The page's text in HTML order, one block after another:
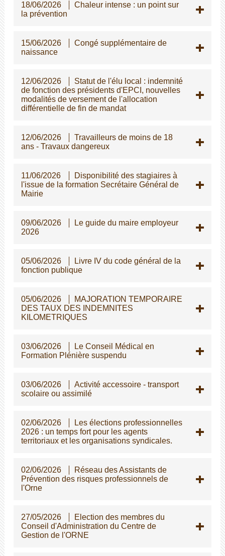
18/06/2026
Chaleur intense : un point sur
la prévention
15/06/2026
Congé supplémentaire de
naissance
12/06/2026
Statut de l'élu local : indemnité
de fonction des présidents d'EPCI, nouvelles
modalités de versement de l'allocation
différentielle de fin de mandat
12/06/2026
Travailleurs de moins de 18
ans - Travaux dangereux
11/06/2026
Disponibilité des stagiaires à
l'issue de la formation Secrétaire Général de
Mairie
09/06/2026
Le guide du maire employeur
2026
05/06/2026
Livre IV du code général de la
fonction publique
05/06/2026
MAJORATION TEMPORAIRE
DES TAUX DES INDEMNITES
KILOMETRIQUES
03/06/2026
Le Conseil Médical en
Formation Plénière suspendu
03/06/2026
Activité accessoire - transport
scolaire ou assimilé
02/06/2026
Les élections professionnelles
2026 : un temps fort pour les agents
territoriaux et les organisations syndicales.
02/06/2026
Réseau des Assistants de
Prévention des risques professionnels de
l'Orne
27/05/2026
Election des membres du
Conseil d'Administration du Centre de
Gestion de l'ORNE